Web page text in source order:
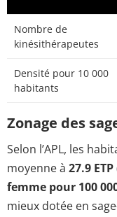
Nombre de
kinésithérapeutes
Densité pour 10 000
habitants
Zonage des
Selon l’APL, les
moyenne à 27.9
femme pour 100
mieux dotée en